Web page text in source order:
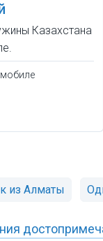
Казахстана
из Алматы